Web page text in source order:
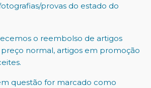
provas do estado do
o reembolso de artigos
normal, artigos em promoção
questão for marcado como